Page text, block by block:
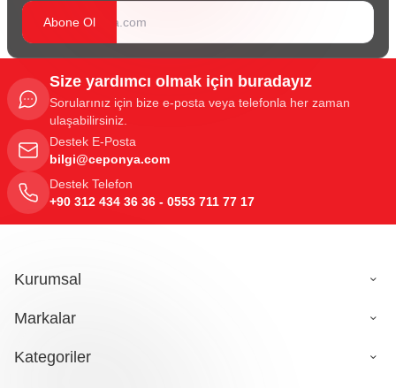
Abone Ol
Size yardımcı olmak için buradayız
Sorularınız için bize e-posta veya telefonla her zaman
ulaşabilirsiniz.
Destek E-Posta
bilgi@ceponya.com
Destek Telefon
+90 312 434 36 36 - 0553 711 77 17
Kurumsal
Markalar
Kategoriler